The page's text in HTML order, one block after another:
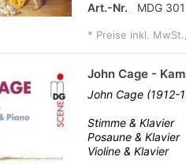
Art.-Nr.
MDG
* Preise inkl.
John Cage -
John Cage (1912-
Stimme & Klavier
Posaune & Klavier
Violine & Klavier